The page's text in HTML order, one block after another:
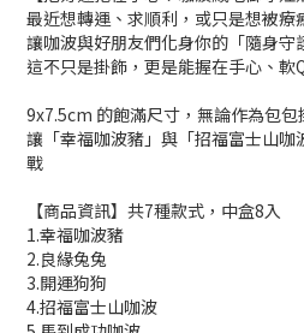
最近想轉運、求順利，或只是想被療
讓咖波與好朋友們化身你的「隨身
這不只是掛飾，更是能握在手心、軟
9x7.5cm 的飽滿尺寸，無論作為包包
讓「幸福咖波豬」與「招福富士山咖
戰
【商品資訊】共7種款式，中盒8入
1.幸福咖波豬
2.良緣兔兔
3.開運狗狗
4.招福富士山咖波